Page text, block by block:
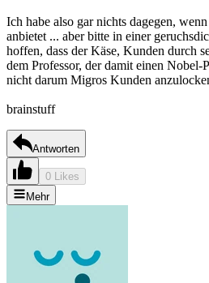
Ich habe also gar nichts dagegen,
anbietet ... aber bitte in einer
hoffen, dass der Käse, Kunden durch
dem Professor, der damit einen Nobel-
nicht darum Migros Kunden
brainstuff
Antworten
0 Likes
Mehr